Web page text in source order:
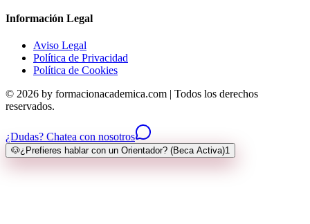
Información Legal
Aviso Legal
Política de Privacidad
Política de Cookies
© 2026 by formacionacademica.com | Todos los derechos
reservados.
¿Dudas? Chatea con nosotros
🐶¿Prefieres hablar con un Orientador? (Beca Activa)1